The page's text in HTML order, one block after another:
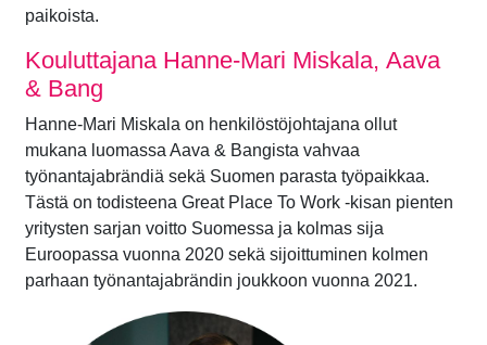
paikoista.
Kouluttajana Hanne-Mari Miskala, Aava
& Bang
Hanne-Mari Miskala on henkilöstöjohtajana ollut
mukana luomassa Aava & Bangista vahvaa
työnantajabrändiä sekä Suomen parasta työpaikkaa.
Tästä on todisteena Great Place To Work -kisan pienten
yritysten sarjan voitto Suomessa ja kolmas sija
Euroopassa vuonna 2020 sekä sijoittuminen kolmen
parhaan työnantajabrändin joukkoon vuonna 2021.